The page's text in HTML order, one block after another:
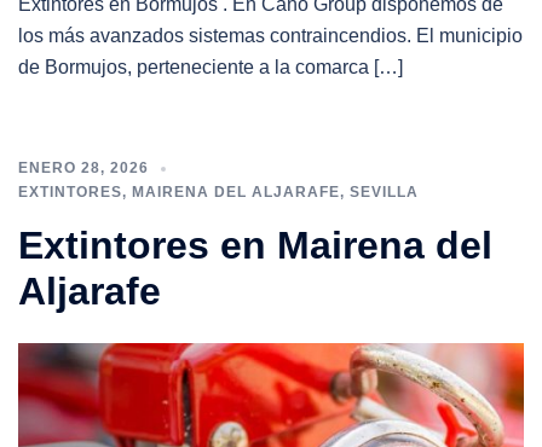
los más avanzados sistemas contraincendios. El municipio
de Bormujos, perteneciente a la comarca […]
ENERO 28, 2026
EXTINTORES, MAIRENA DEL ALJARAFE, SEVILLA
Extintores en Mairena del
Aljarafe